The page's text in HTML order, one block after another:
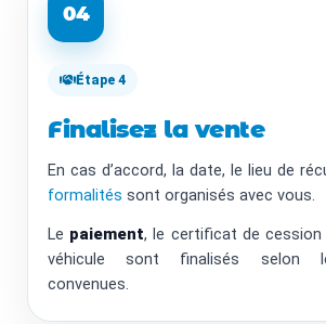
04
Étape 4
Finalisez la vente
En cas d’accord, la date, le lieu de
formalités sont organisés avec vous.
Le paiement, le certificat de
véhicule sont finalisés selon
convenues.